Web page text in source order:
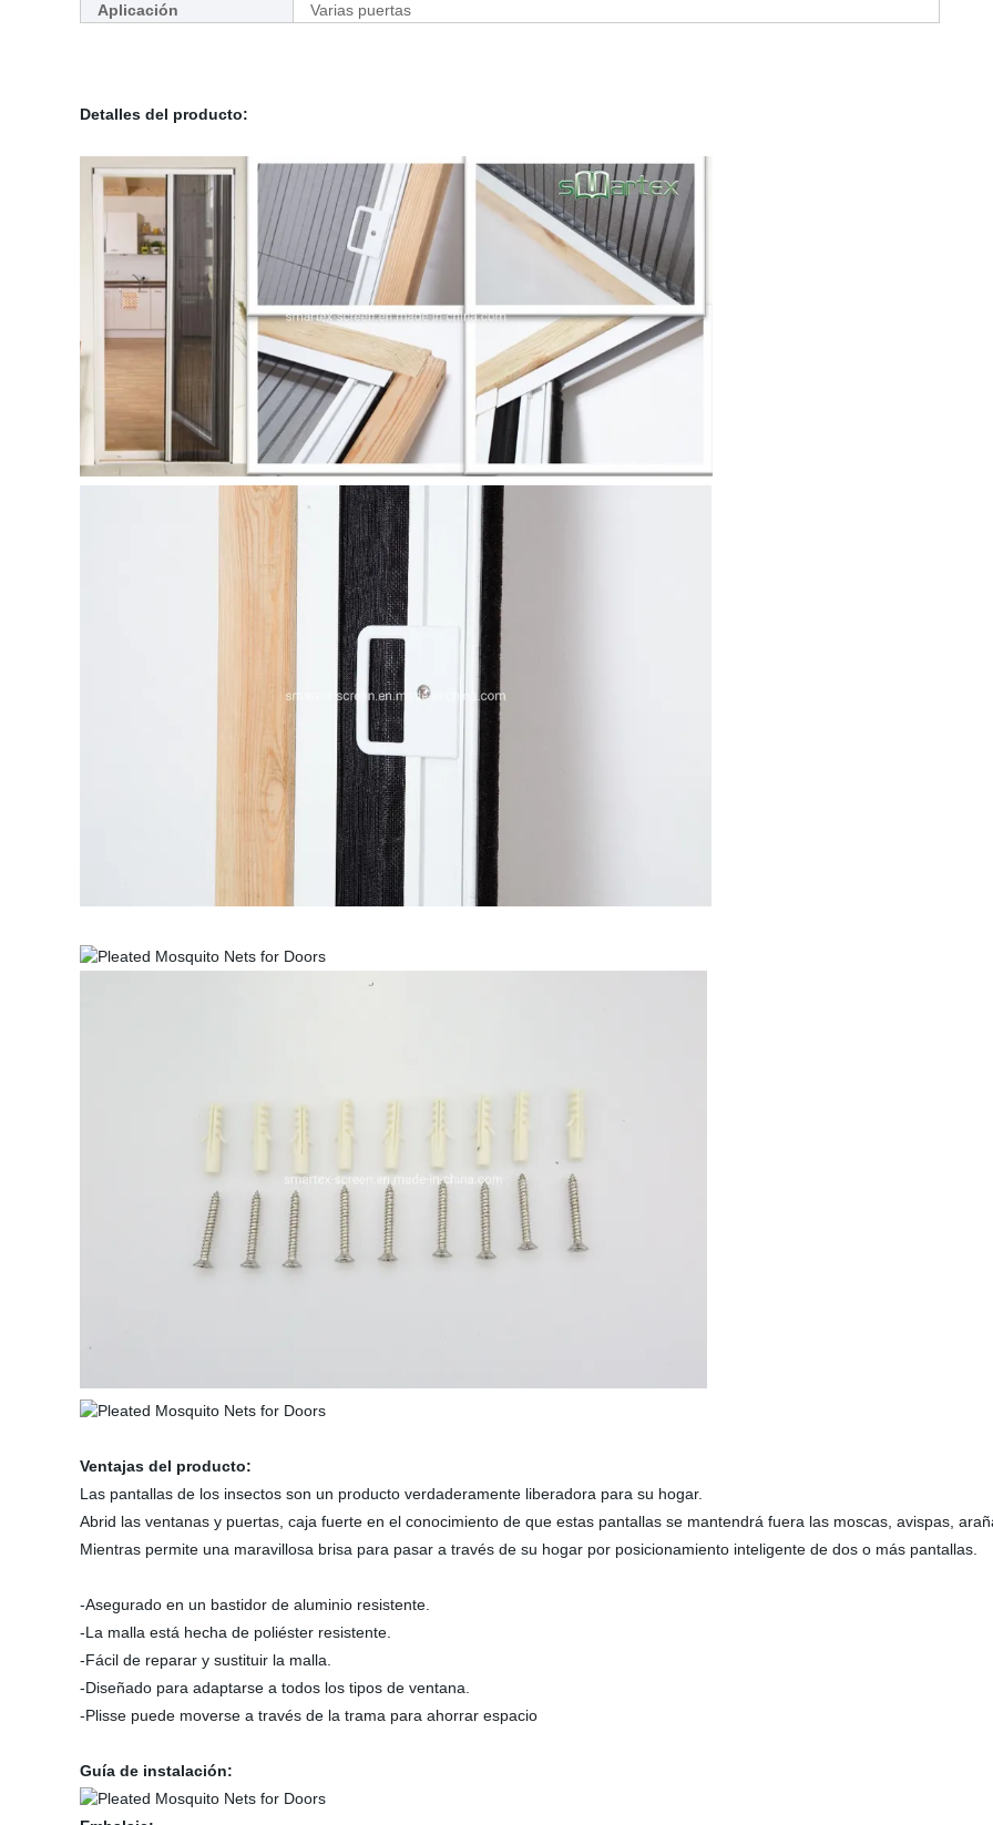
Aplicación
Varias puertas
Detalles del producto:
Ventajas del producto:
Las pantallas de los insectos son un producto verdaderamente liberadora para su hogar.
Abrid las ventanas y puertas, caja fuerte en el conocimiento de que estas pantallas se mantendrá fuera las moscas, avispas,
Mientras permite una maravillosa brisa para pasar a través de su hogar por posicionamiento inteligente de dos o más pantallas.
-Asegurado en un bastidor de aluminio resistente.
-La malla está hecha de poliéster resistente.
-Fácil de reparar y sustituir la malla.
-Diseñado para adaptarse a todos los tipos de ventana.
-Plisse puede moverse a través de la trama para ahorrar espacio
Guía de instalación: